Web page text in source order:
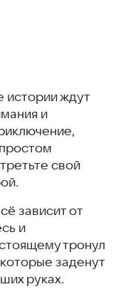
истории ждут
и
свой
зависит от
и
тронул
заденут
руках.